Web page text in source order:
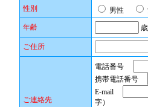
性別 男性
年齢
歳
ご住所
ご連絡先
電話番号
携帯電話番号
E-mail
字）